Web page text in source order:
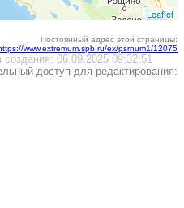
Leaflet
Постоянный адрес этой страницы:
www.extremum.spb.ru/ex/psrnum1/12075
создания: 06.09.2025 09:32:51
доступ для редактирования: